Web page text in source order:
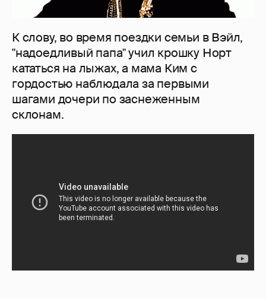
К слову, во время поездки семьи в Вэйл,
"надоедливый папа" учил крошку Норт
кататься на лыжах, а мама Ким с
гордостью наблюдала за первыми
шагами дочери по заснеженным
склонам.